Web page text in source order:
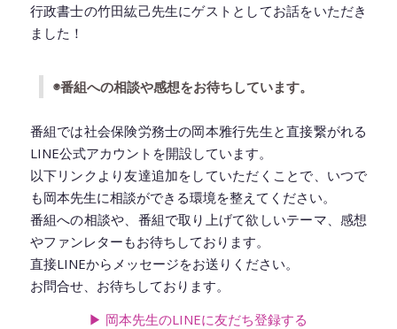
LINK
EMBED
行政書士の竹田紘己先生にゲストとしてお話をいただき
ました！
◉番組への相談や感想をお待ちしています。
番組では社会保険労務士の岡本雅行先生と直接繋がれる
LINE公式アカウントを開設しています。
以下リンクより友達追加をしていただくことで、いつで
も岡本先生に相談ができる環境を整えてください。
番組への相談や、番組で取り上げて欲しいテーマ、感想
やファンレターもお待ちしております。
直接LINEからメッセージをお送りください。
お問合せ、お待ちしております。
▶︎ 岡本先生のLINEに友だち登録する